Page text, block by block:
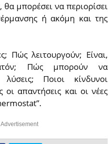
μπορέσει να περιορίσει
ή ακόμη και της
Πώς λειτουργούν; Είναι,
Πώς μπορούν να
Ποιοι κίνδυνοι
απαντήσεις και οι νέες
Advertisement